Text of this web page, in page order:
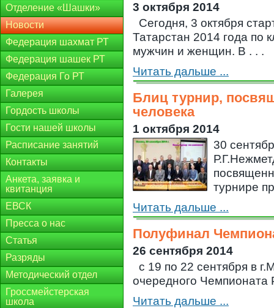
Отделение «Шашки»
Новости
Федерация шахмат РТ
Федерация шашек РТ
Федерация Го РТ
Галерея
Гордость школы
Гости нашей школы
Расписание занятий
Контакты
Анкета, заявка и
квитанция
ЕВСК
Пресса о нас
Статья
Разряды
Методический отдел
Гроссмейстерская
школа
3 октября 2014
Сегодня, 3 октября
Татарстан 2014 года по
мужчин и женщин. В . . .
Читать дальше ...
Блиц турнир,
человека
1 октября 2014
30
турнире
Читать дальше ...
Полуфинал
26 сентября 2014
с 19 по 22 сентября в
очередного Чемпионата
Читать дальше ...